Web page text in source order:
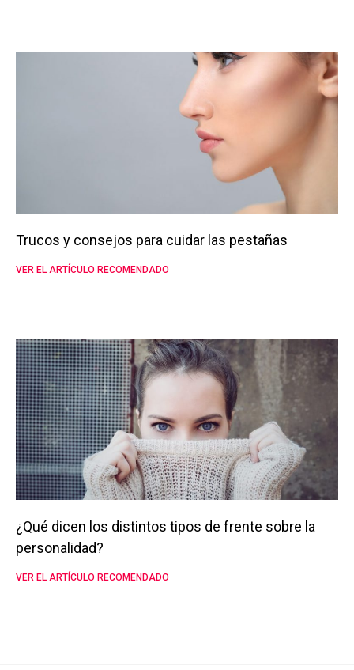
Trucos y consejos para cuidar las pestañas
VER EL ARTÍCULO RECOMENDADO
¿Qué dicen los distintos tipos de frente sobre la
personalidad?
VER EL ARTÍCULO RECOMENDADO